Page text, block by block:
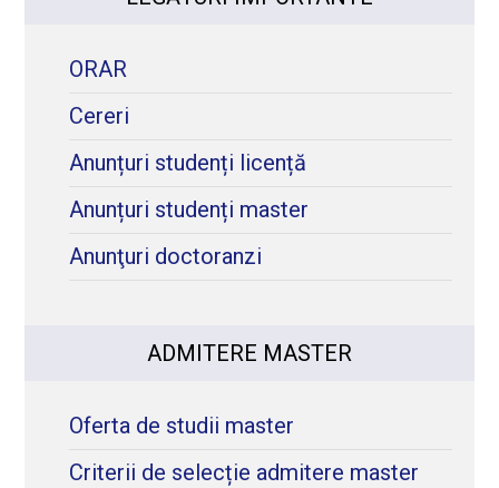
ORAR
Cereri
Anunțuri studenți licență
Anunțuri studenți master
Anunţuri doctoranzi
ADMITERE MASTER
Oferta de studii master
Criterii de selecție admitere master